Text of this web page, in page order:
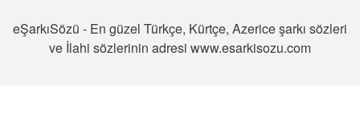
eŞarkıSözü - En güzel Türkçe, Kürtçe, Azerice şarkı sözleri
ve İlahi sözlerinin adresi www.esarkisozu.com